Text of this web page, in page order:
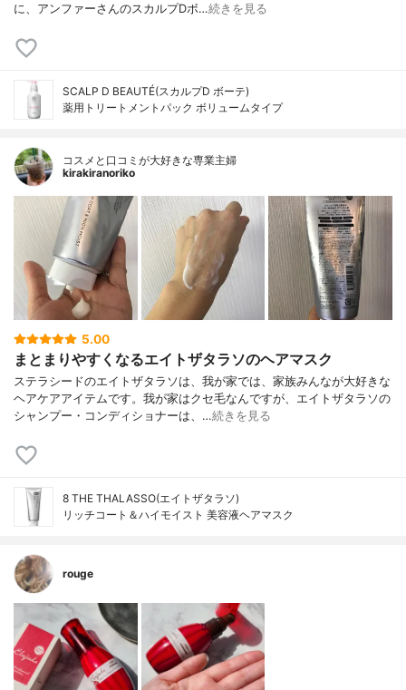
に、アンファーさんのスカルプDボ…続きを見る
SCALP D BEAUTÉ(スカルプD ボーテ)
薬用トリートメントパック ボリュームタイプ
コスメと口コミが大好きな専業主婦
kirakiranoriko
5.00
まとまりやすくなるエイトザタラソのヘアマスク
ステラシードのエイトザタラソは、我が家では、家族みんなが大好きな
ヘアケアアイテムです。我が家はクセ毛なんですが、エイトザタラソの
シャンプー・コンディショナーは、…続きを見る
8 THE THALASSO(エイトザタラソ)
リッチコート＆ハイモイスト 美容液ヘアマスク
rouge